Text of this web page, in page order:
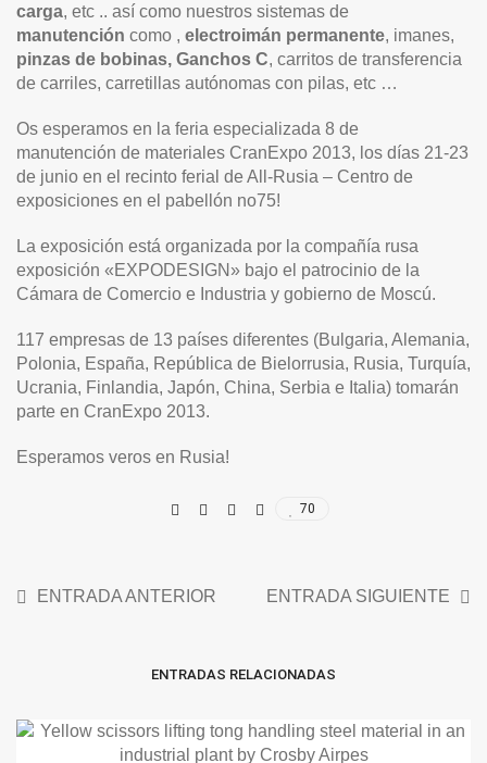
carga, etc .. así como nuestros sistemas de
manutención como , electroimán permanente, imanes,
pinzas de bobinas, Ganchos C, carritos de transferencia
de carriles, carretillas autónomas con pilas, etc …
Os esperamos en la feria especializada 8 de
manutención de materiales CranExpo 2013, los días 21-23
de junio en el recinto ferial de All-Rusia – Centro de
exposiciones en el pabellón no75!
La exposición está organizada por la compañía rusa
exposición «EXPODESIGN» bajo el patrocinio de la
Cámara de Comercio e Industria y gobierno de Moscú.
117 empresas de 13 países diferentes (Bulgaria, Alemania,
Polonia, España, República de Bielorrusia, Rusia, Turquía,
Ucrania, Finlandia, Japón, China, Serbia e Italia) tomarán
parte en CranExpo 2013.
Esperamos veros en Rusia!
70
ENTRADA ANTERIOR ENTRADA SIGUIENTE
ENTRADAS RELACIONADAS